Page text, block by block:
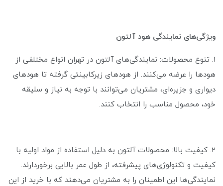
ویژگی‌های نمایندگی هود آلتون
1. تنوع محصولات: نمایندگی‌های آلتون در تهران انواع مختلفی از
هودها را عرضه می‌کنند. از هودهای زیرکابینتی گرفته تا هودهای
دیواری و جزیره‌ای، مشتریان می‌توانند با توجه به نیاز و سلیقه
خود، محصول مناسب را انتخاب کنند.
2. کیفیت بالا: محصولات آلتون به دلیل استفاده از مواد اولیه با
کیفیت و تکنولوژی‌های پیشرفته، از طول عمر بالایی برخوردارند.
نمایندگی‌ها این اطمینان را به مشتریان می‌دهند که با خرید از این